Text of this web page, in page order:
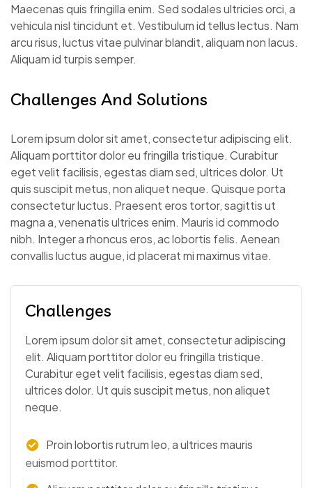
Maecenas quis fringilla enim. Sed sodales ultricies orci, a
vehicula nisl tincidunt et. Vestibulum id tellus lectus. Nam
arcu risus, luctus vitae pulvinar blandit, aliquam non lacus.
Aliquam id turpis semper.
Challenges And Solutions
Lorem ipsum dolor sit amet, consectetur adipiscing elit.
Aliquam porttitor dolor eu fringilla tristique. Curabitur
eget velit facilisis, egestas diam sed, ultrices dolor. Ut
quis suscipit metus, non aliquet neque. Quisque porta
consectetur luctus. Praesent eros tortor, sagittis ut
magna a, venenatis ultrices enim. Mauris id commodo
nibh. Integer a rhoncus eros, ac lobortis felis. Aenean
convallis luctus augue, id placerat mi maximus vitae.
Challenges
Lorem ipsum dolor sit amet, consectetur adipiscing
elit. Aliquam porttitor dolor eu fringilla tristique.
Curabitur eget velit facilisis, egestas diam sed,
ultrices dolor. Ut quis suscipit metus, non aliquet
neque.
Proin lobortis rutrum leo, a ultrices mauris
euismod porttitor.